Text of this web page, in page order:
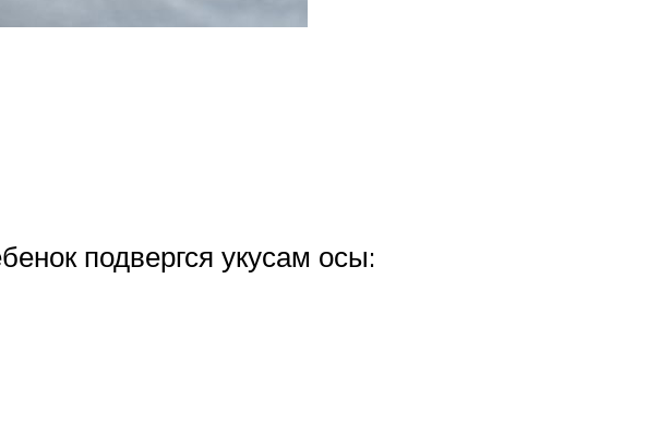
подвергся укусам осы: